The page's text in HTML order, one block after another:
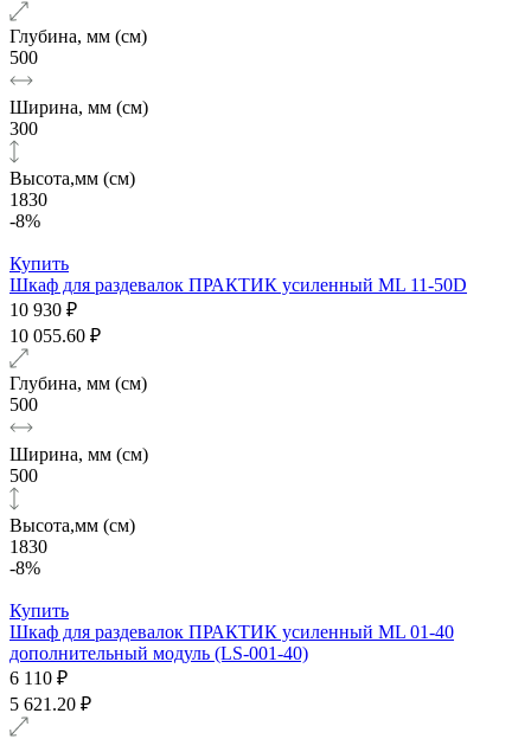
Глубина, мм (см)
500
Ширина, мм (см)
300
Высота,мм (см)
1830
-8%
Купить
Шкаф для раздевалок ПРАКТИК усиленный ML 11-50D
10 930 ₽
10 055.60 ₽
Глубина, мм (см)
500
Ширина, мм (см)
500
Высота,мм (см)
1830
-8%
Купить
Шкаф для раздевалок ПРАКТИК усиленный ML 01-40
дополнительный модуль (LS-001-40)
6 110 ₽
5 621.20 ₽